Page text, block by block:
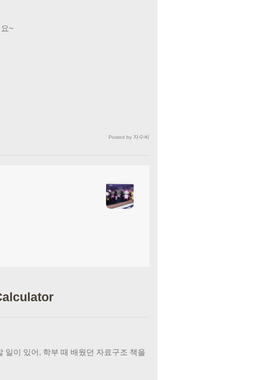
~
Posted by 자수씨
일이 있어, 학부 때 배웠던 자료구조 책을